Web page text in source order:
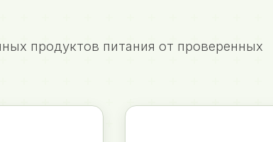
продуктов питания от проверенных